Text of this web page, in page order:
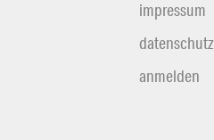
impressum
datenschutz
anmelden